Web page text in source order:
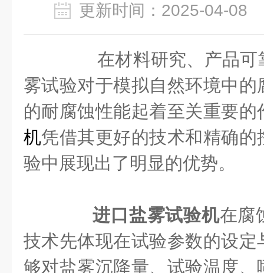
更新时间：2025-04-
在材料研究、产品可
雾试验对于模拟自然环境中
的耐腐蚀性能起着至关重要的
机凭借其更好的技术和精确
验中展现出了明显的优势。
进口盐雾试验机在腐
技术先体现在试验参数的设
够对盐雾沉降量、试验温度